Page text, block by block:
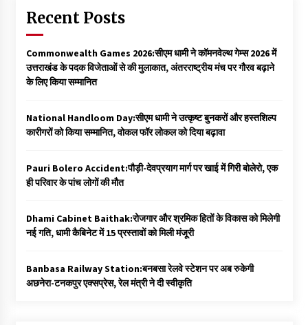
Recent Posts
Commonwealth Games 2026:सीएम धामी ने कॉमनवेल्थ गेम्स 2026 में
उत्तराखंड के पदक विजेताओं से की मुलाकात, अंतरराष्ट्रीय मंच पर गौरव बढ़ाने
के लिए किया सम्मानित
National Handloom Day:सीएम धामी ने उत्कृष्ट बुनकरों और हस्तशिल्प
कारीगरों को किया सम्मानित, वोकल फॉर लोकल को दिया बढ़ावा
Pauri Bolero Accident:पौड़ी-देवप्रयाग मार्ग पर खाई में गिरी बोलेरो, एक
ही परिवार के पांच लोगों की मौत
Dhami Cabinet Baithak:रोजगार और श्रमिक हितों के विकास को मिलेगी
नई गति, धामी कैबिनेट में 15 प्रस्तावों को मिली मंजूरी
Banbasa Railway Station:बनबसा रेलवे स्टेशन पर अब रुकेगी
अछनेरा-टनकपुर एक्सप्रेस, रेल मंत्री ने दी स्वीकृति